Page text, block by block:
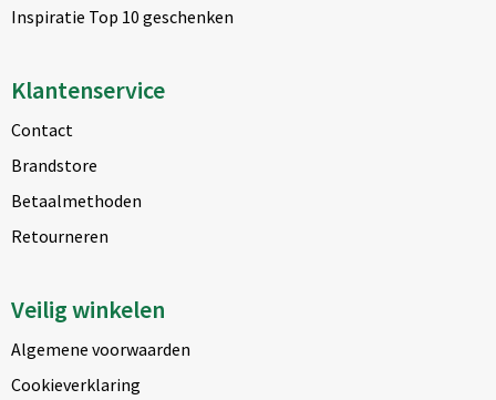
Inspiratie Top 10 geschenken
Klantenservice
Contact
Brandstore
Betaalmethoden
Retourneren
Veilig winkelen
Algemene voorwaarden
Cookieverklaring